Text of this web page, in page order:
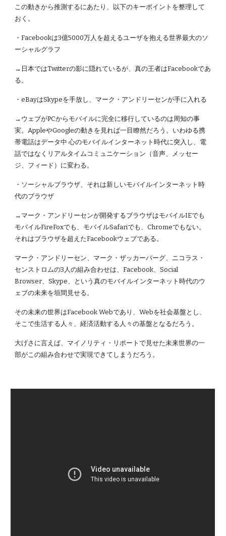
この動きから推測するにあたり、以下のキーポイントを整理して
おく。
・Facebookは3億5000万人を超えるユーザを抱える世界最大のソ
ーシャルグラフ
→日本ではTwitterの影に隠れているが、真の王者はFacebookであ
る。
・eBayはSkypeを手放し、マーク・アンドリーセンが手に入れる
→ウェブがPCからモバイルに完全に移行しているのは周知の事
実。AppleやGoogleの動きを見れば一目瞭然だろう。いわゆる携
帯電話はデータ中 心のモバイルインターネット時代に突入し、電
話ではなくリアルタイムコミュニケーション（音声、メッセー
ジ、フィード）に変わる。
・ソーシャルブラウザ、それは新しいモバイルインターネット時
代のブラウザ
→マーク・アンドリーセンが開発するブラウザはモバイルIEでも
モバイルFireFoxでも、モバイルSafariでも、Chromeでもない。
それはブラウザを超えたFacebookウェブである。
マーク・アンドリーセン、マーク・ザッカーバーグ、ニコラス・
センストロムの3人の組み合わせは、Facebook、Social
Browser、Skype、という真のモバイルインターネット時代のウ
ェブの未来を垣間見せる。
その未来の世界はFacebook Webであり、Webを社会基盤とし、
そこで生活する人々、経済活動する人々の基盤となるだろう。
大げさに言えば、マイノリティ・リポートで見せた未来世界の一
部がこの組み合わせで実現できてしまうだろう。